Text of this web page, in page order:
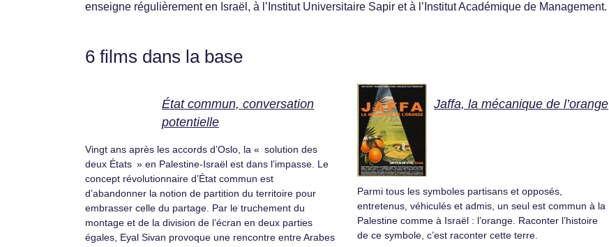
enseigne régulièrement en Israël, à lʼInstitut Universitaire Sapir et à lʼInstitut Académique de Management.
6 films dans la base
État commun, conversation
potentielle
Vingt ans après les accords d’Oslo, la « solution des
deux États » en Palestine-Israël est dans l’impasse. Le
concept révolutionnaire d’État commun est
d’abandonner la notion de partition du territoire pour
embrasser celle du partage. Par le truchement du
montage et de la division de l’écran en deux parties
égales, Eyal Sivan provoque une rencontre entre Arabes
Jaffa, la mécanique de l’orange
Parmi tous les symboles partisans et opposés,
entretenus, véhiculés et admis, un seul est commun à la
Palestine comme à Israël : l’orange. Raconter l’histoire
de ce symbole, c’est raconter cette terre.